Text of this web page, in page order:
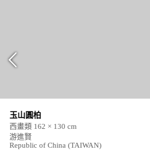
玉山圓柏
西畫類 162 × 130 cm
游進賢
Republic of China (TAIWAN)